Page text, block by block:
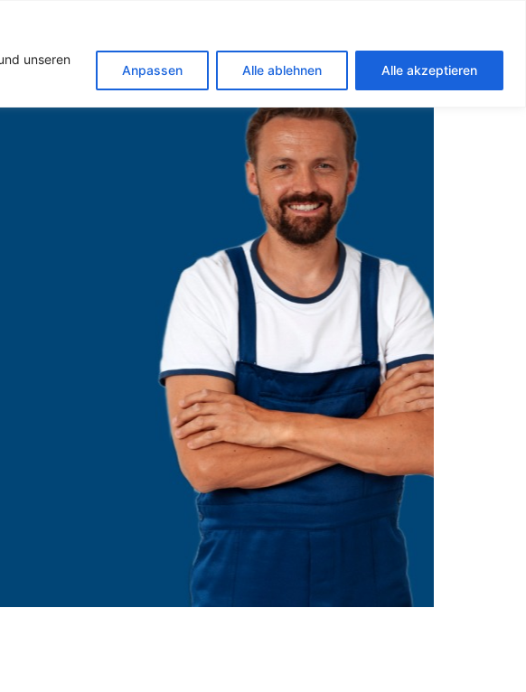
unseren
Anpassen Alle ablehnen Alle akzeptieren